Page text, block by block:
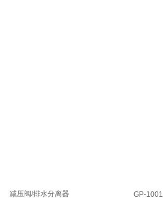
减压阀/排水分离器 GP-1001